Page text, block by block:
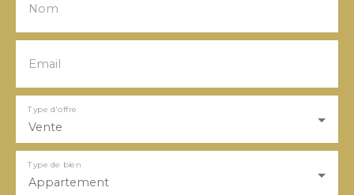
Nom
Email
Vente
Type d'offre
Appartement
Type de bien